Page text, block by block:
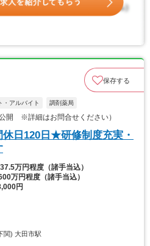
保存する
・アルバイト 調剤薬局
開 ※詳細はお問合せください）
休日120日★研修制度充実・
万円程度（諸手当込）
万円程度（諸手当込）
円
関) 大田市駅